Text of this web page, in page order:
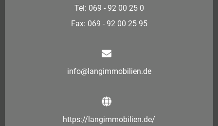
Tel: 069 - 92 00 25 0
Fax: 069 - 92 00 25 95
info@langimmobilien.de
https://langimmobilien.de/